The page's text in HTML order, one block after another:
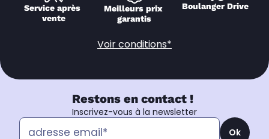
Service après
vente
Meilleurs prix
garantis
Boulanger Drive
Voir conditions*
Restons en contact !
Inscrivez-vous à la newsletter
Ok